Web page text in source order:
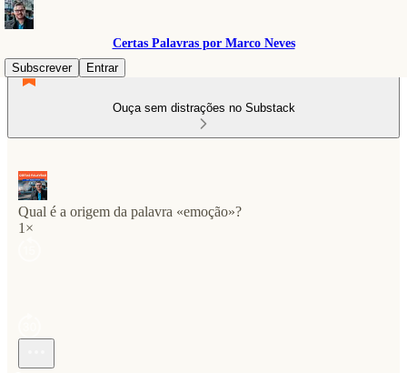
Certas Palavras por Marco Neves
Subscrever
Entrar
Ouça sem distrações no Substack
Qual é a origem da palavra «emoção»?
1×